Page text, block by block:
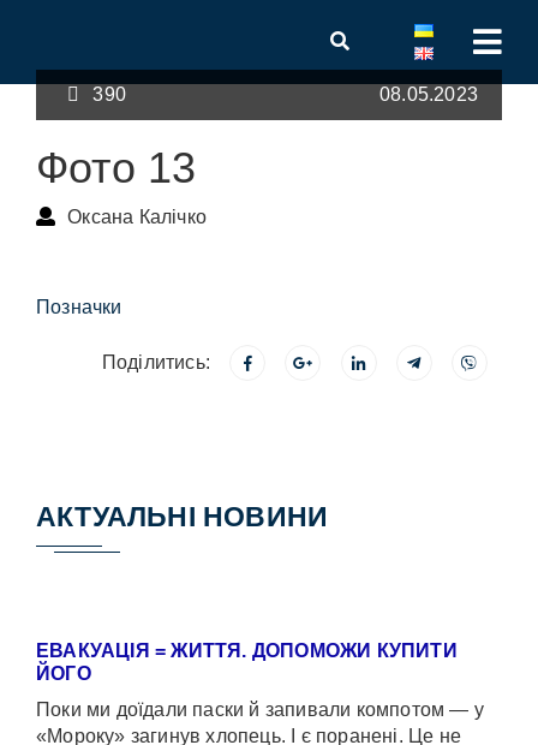
390 08.05.2023
Фото 13
Оксана Калічко
Позначки
Поділитись:
АКТУАЛЬНІ НОВИНИ
ЕВАКУАЦІЯ = ЖИТТЯ. ДОПОМОЖИ КУПИТИ
ЙОГО
Поки ми доїдали паски й запивали компотом — у
«Мороку» загинув хлопець. І є поранені. Це не